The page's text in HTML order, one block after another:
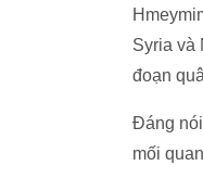
Syria và
đoạn
Đáng
mối